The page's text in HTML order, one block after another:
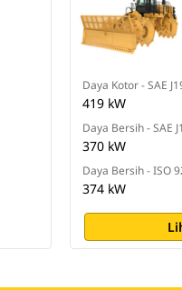
Daya Kotor - SAE
419 kW
Daya Bersih - SAE
370 kW
Daya Bersih - ISO
374 kW